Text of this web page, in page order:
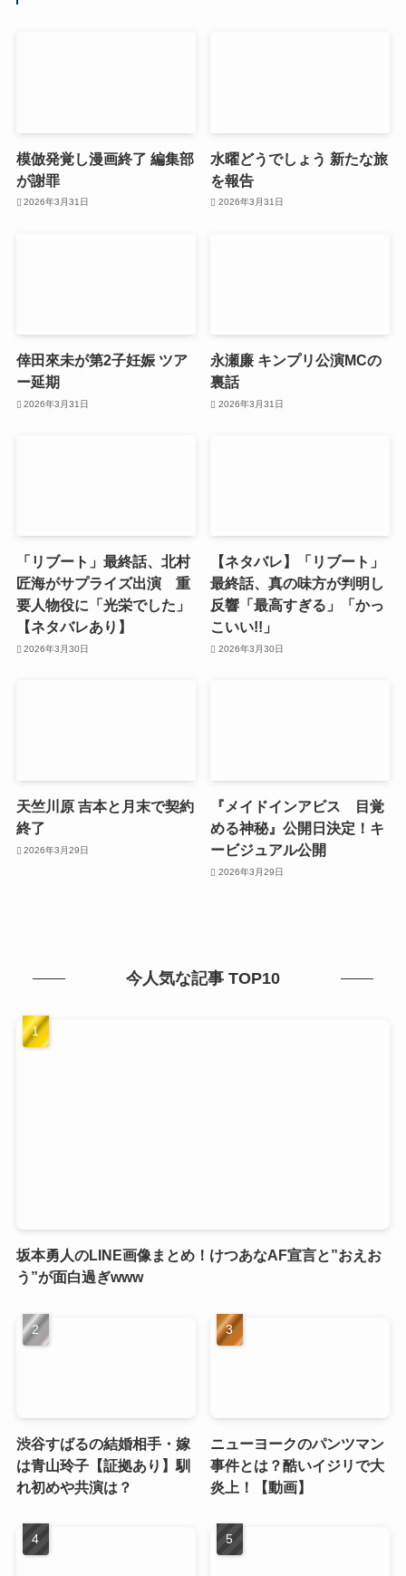
模倣発覚し漫画終了 編集部
が謝罪
2026年3月31日
水曜どうでしょう 新たな旅
を報告
2026年3月31日
倖田來未が第2子妊娠 ツア
ー延期
2026年3月31日
永瀬廉 キンプリ公演MCの
裏話
2026年3月31日
「リブート」最終話、北村
匠海がサプライズ出演 重
要人物役に「光栄でした」
【ネタバレあり】
2026年3月30日
【ネタバレ】「リブート」
最終話、真の味方が判明し
反響「最高すぎる」「かっ
こいい!!」
2026年3月30日
天竺川原 吉本と月末で契約
終了
2026年3月29日
『メイドインアビス 目覚
める神秘』公開日決定！キ
ービジュアル公開
2026年3月29日
今人気な記事 TOP10
坂本勇人のLINE画像まとめ！けつあなAF宣言と”おえお
う”が面白過ぎwww
渋谷すばるの結婚相手・嫁
は青山玲子【証拠あり】馴
れ初めや共演は？
ニューヨークのパンツマン
事件とは？酷いイジリで大
炎上！【動画】